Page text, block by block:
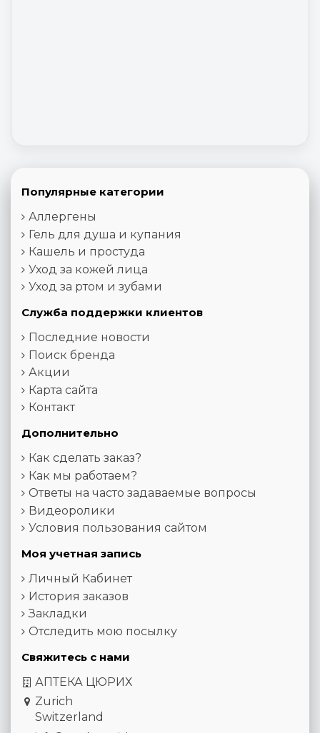
Популярные категории
Аллергены
Гель для душа и купания
Кашель и простуда
Уход за кожей лица
Уход за ртом и зубами
Служба поддержки клиентов
Последние новости
Поиск бренда
Акции
Карта сайта
Контакт
Дополнительно
Как сделать заказ?
Как мы работаем?
Ответы на часто задаваемые вопросы
Видеоролики
Условия пользования сайтом
Моя учетная запись
Личный Кабинет
История заказов
Закладки
Отследить мою посылку
Свяжитесь с нами
АПТЕКА ЦЮРИХ
Zurich
Switzerland